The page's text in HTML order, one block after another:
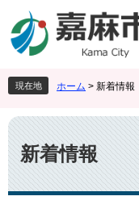
ジ
先
頭
す
。
ュ
を
飛
し
て
本
文
へ
現在地 ホーム > 新着情報
本
文
新着情報